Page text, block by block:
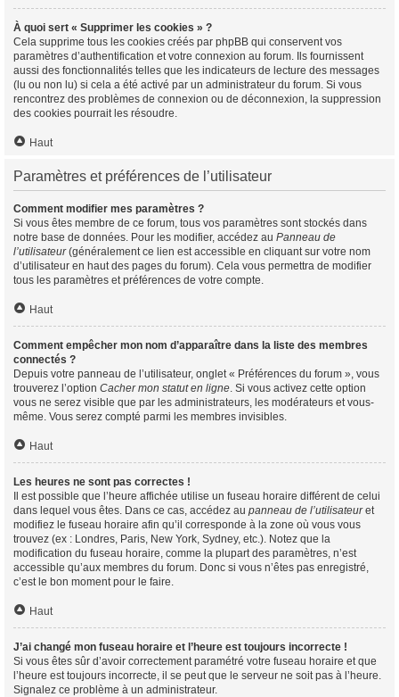
À quoi sert « Supprimer les cookies » ?
Cela supprime tous les cookies créés par phpBB qui conservent vos
paramètres d’authentification et votre connexion au forum. Ils fournissent
aussi des fonctionnalités telles que les indicateurs de lecture des messages
(lu ou non lu) si cela a été activé par un administrateur du forum. Si vous
rencontrez des problèmes de connexion ou de déconnexion, la suppression
des cookies pourrait les résoudre.
Haut
Paramètres et préférences de l’utilisateur
Comment modifier mes paramètres ?
Si vous êtes membre de ce forum, tous vos paramètres sont stockés dans
notre base de données. Pour les modifier, accédez au Panneau de
l’utilisateur(généralement ce lien est accessible en cliquant sur votre nom
d’utilisateur en haut des pages du forum). Cela vous permettra de modifier
tous les paramètres et préférences de votre compte.
Haut
Comment empêcher mon nom d’apparaître dans la liste des membres
connectés ?
Depuis votre panneau de l’utilisateur, onglet « Préférences du forum », vous
trouverez l’option Cacher mon statut en ligne. Si vous activez cette option
vous ne serez visible que par les administrateurs, les modérateurs et vous-
même. Vous serez compté parmi les membres invisibles.
Haut
Les heures ne sont pas correctes !
Il est possible que l’heure affichée utilise un fuseau horaire différent de celui
dans lequel vous êtes. Dans ce cas, accédez au panneau de l’utilisateuret
modifiez le fuseau horaire afin qu’il corresponde à la zone où vous vous
trouvez (ex : Londres, Paris, New York, Sydney, etc.). Notez que la
modification du fuseau horaire, comme la plupart des paramètres, n’est
accessible qu’aux membres du forum. Donc si vous n’êtes pas enregistré,
c’est le bon moment pour le faire.
Haut
J’ai changé mon fuseau horaire et l’heure est toujours incorrecte !
Si vous êtes sûr d’avoir correctement paramétré votre fuseau horaire et que
l’heure est toujours incorrecte, il se peut que le serveur ne soit pas à l’heure.
Signalez ce problème à un administrateur.